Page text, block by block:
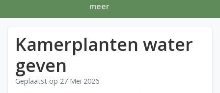
meer
Kamerplanten water
geven
Geplaatst op 27 Mei 2026